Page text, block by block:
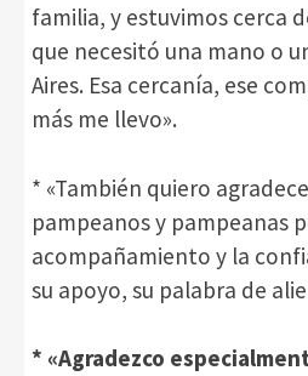
familia, y estuvimos cerca
que necesitó una mano o
Aires. Esa cercanía, ese
más me llevo».
* «También quiero
pampeanos y pampeanas
acompañamiento y la
su apoyo, su palabra de
* «Agradezco